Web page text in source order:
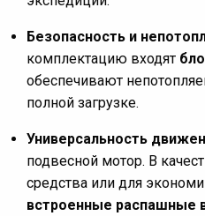
Безопасность и
комплектацию входят
обеспечивают
полной загрузке.
Универсальность
подвесной мотор. В
средства или для
встроенные распашные